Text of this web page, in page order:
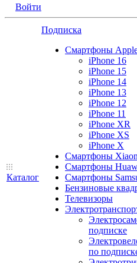
Войти
Каталог
Подписка
Смартфоны
iPhone 16
iPhone 15
iPhone 14
iPhone 13
iPhone 12
iPhone 11
iPhone XR
iPhone XS
iPhone X
Смартфоны
Смартфоны
Смартфоны
Бензиновые
Телевизоры
подписке
по